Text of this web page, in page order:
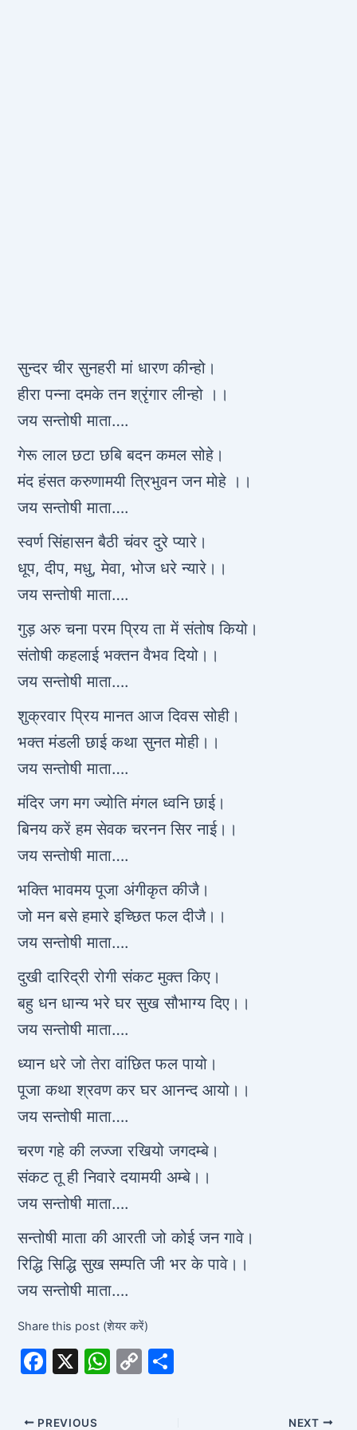
सुन्दर चीर सुनहरी मां धारण कीन्हो।
हीरा पन्ना दमके तन श्रृंगार लीन्हो ।।
जय सन्तोषी माता….
गेरू लाल छटा छबि बदन कमल सोहे।
मंद हंसत करुणामयी त्रिभुवन जन मोहे ।।
जय सन्तोषी माता….
स्वर्ण सिंहासन बैठी चंवर दुरे प्यारे।
धूप, दीप, मधु, मेवा, भोज धरे न्यारे।।
जय सन्तोषी माता….
गुड़ अरु चना परम प्रिय ता में संतोष कियो।
संतोषी कहलाई भक्तन वैभव दियो।।
जय सन्तोषी माता….
शुक्रवार प्रिय मानत आज दिवस सोही।
भक्त मंडली छाई कथा सुनत मोही।।
जय सन्तोषी माता….
मंदिर जग मग ज्योति मंगल ध्वनि छाई।
बिनय करें हम सेवक चरनन सिर नाई।।
जय सन्तोषी माता….
भक्ति भावमय पूजा अंगीकृत कीजै।
जो मन बसे हमारे इच्छित फल दीजै।।
जय सन्तोषी माता….
दुखी दारिद्री रोगी संकट मुक्त किए।
बहु धन धान्य भरे घर सुख सौभाग्य दिए।।
जय सन्तोषी माता….
ध्यान धरे जो तेरा वांछित फल पायो।
पूजा कथा श्रवण कर घर आनन्द आयो।।
जय सन्तोषी माता….
चरण गहे की लज्जा रखियो जगदम्बे।
संकट तू ही निवारे दयामयी अम्बे।।
जय सन्तोषी माता….
सन्तोषी माता की आरती जो कोई जन गावे।
रिद्धि सिद्धि सुख सम्पति जी भर के पावे।।
जय सन्तोषी माता….
Share this post (शेयर करें)
F
c
X
W C
PREVIOUS NEXT